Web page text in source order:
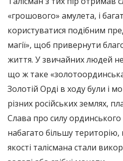
«грошового» амулета, і
користуватися подібним
магії», щоб привернути
життя. У звичайних людей
що ж таке
Золотій Орді в ходу були і
різних російських землях,
Слава про силу
набагато більшу територію,
якості талісмана стали